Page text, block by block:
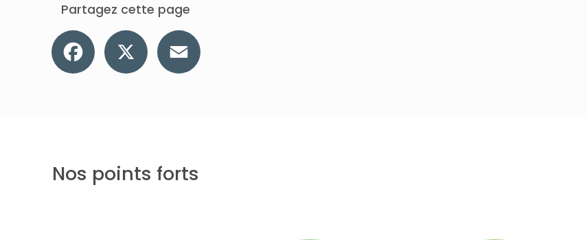
Partagez cette page
Facebook
Nos points forts